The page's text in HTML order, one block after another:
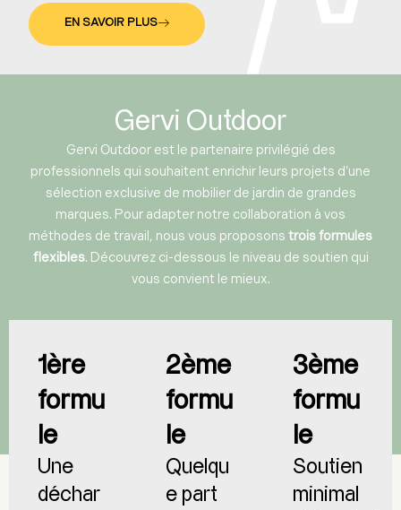
EN SAVOIR PLUS
Gervi Outdoor
Gervi Outdoor est le partenaire privilégié des
professionnels qui souhaitent enrichir leurs projets d’une
sélection exclusive de mobilier de jardin de grandes
marques. Pour adapter notre collaboration à vos
méthodes de travail, nous vous proposons trois formules
flexibles. Découvrez ci-dessous le niveau de soutien qui
vous convient le mieux.
1ère
formu
le
Une
déchar
2ème
formu
le
Quelqu
e part
3ème
formu
le
Soutien
minimal